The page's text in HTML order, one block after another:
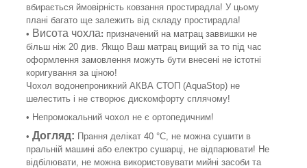
вбирається ймовірність ковзання простирадла! У цьому
плані багато ще залежить від складу простирадла!
• Висота чохла: призначений на матрац заввишки не
більш ніж 20 див. Якщо Ваш матрац вищий за то під час
оформлення замовлення можуть бути внесені не істотні
коригування за ціною!
Чохол водонепроникний АКВА СТОП (AquaStop) не
шелестить і не створює дискомфорту сплячому!
• Непромокальний чохол не є ортопедичним!
• Догляд: Прання делікат 40 °C, не можна сушити в
пральній машині або електро сушарці, не відпарювати! Не
відбілювати, не можна використовувати мийні засоби та